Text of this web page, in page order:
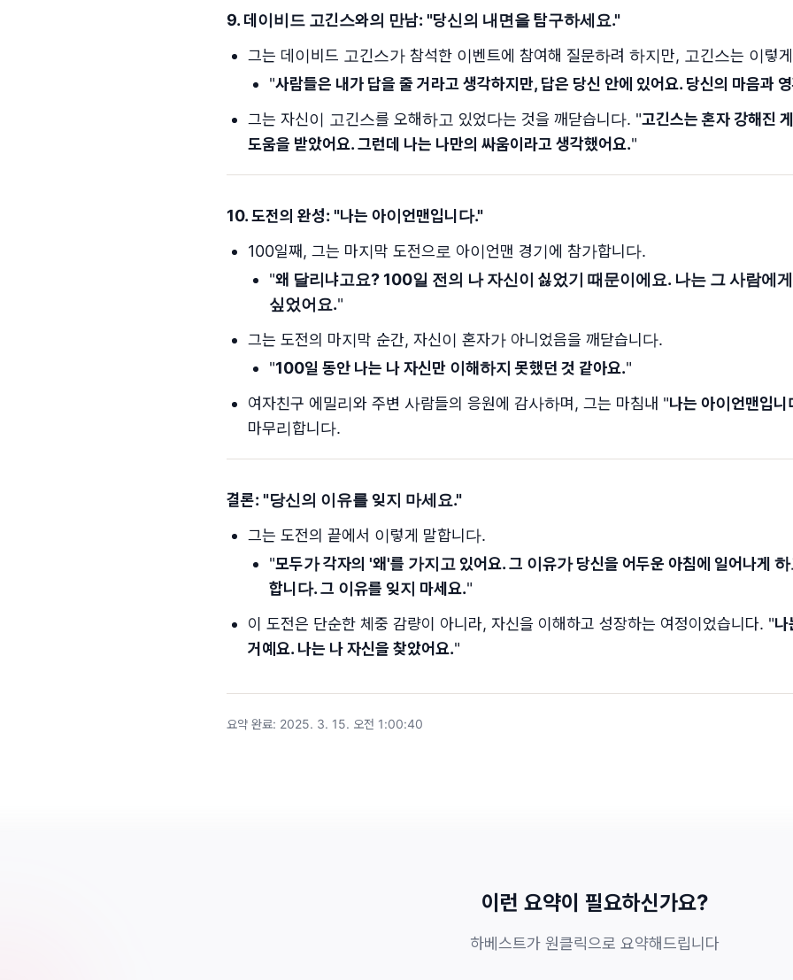
9. 데이비드 고긴스와의 만남: "당신의 내면을 탐구하세요."
그는 데이비드 고긴스가 참석한 이벤트에 참여해 질문하려 하지만, 고긴스는 이렇
"사람들은 내가 답을 줄 거라고 생각하지만, 답은 당신 안에 있어요. 당신의 마음과
그는 자신이 고긴스를 오해하고 있었다는 것을 깨닫습니다. "고긴스는 혼자 강해진
도움을 받았어요. 그런데 나는 나만의 싸움이라고 생각했어요."
10. 도전의 완성: "나는 아이언맨입니다."
100일째, 그는 마지막 도전으로 아이언맨 경기에 참가합니다.
"왜 달리냐고요? 100일 전의 나 자신이 싫었기 때문이에요. 나는 그 사람에
싶었어요."
그는 도전의 마지막 순간, 자신이 혼자가 아니었음을 깨닫습니다.
"100일 동안 나는 나 자신만 이해하지 못했던 것 같아요."
여자친구 에밀리와 주변 사람들의 응원에 감사하며, 그는 마침내 "나는 아이언맨입니
마무리합니다.
결론: "당신의 이유를 잊지 마세요."
그는 도전의 끝에서 이렇게 말합니다.
"모두가 각자의 '왜'를 가지고 있어요. 그 이유가 당신을 어두운 아침에 일어나게 하
합니다. 그 이유를 잊지 마세요."
이 도전은 단순한 체중 감량이 아니라, 자신을 이해하고 성장하는 여정이었습니다. "나
거예요. 나는 나 자신을 찾았어요."
요약 완료: 2025. 3. 15. 오전 1:00:40
이런 요약이 필요하신가요?
하베스트가 원클릭으로 요약해드립니다